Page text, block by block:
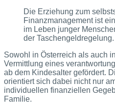
Die Erziehung zum
Finanzmanagement ist
im Leben junger
der Taschengeldregelung.
Sowohl in Österreich als auch
Vermittlung eines
ab dem Kindesalter gefördert.
orientiert sich dabei nicht nur
individuellen finanziellen
Familie.